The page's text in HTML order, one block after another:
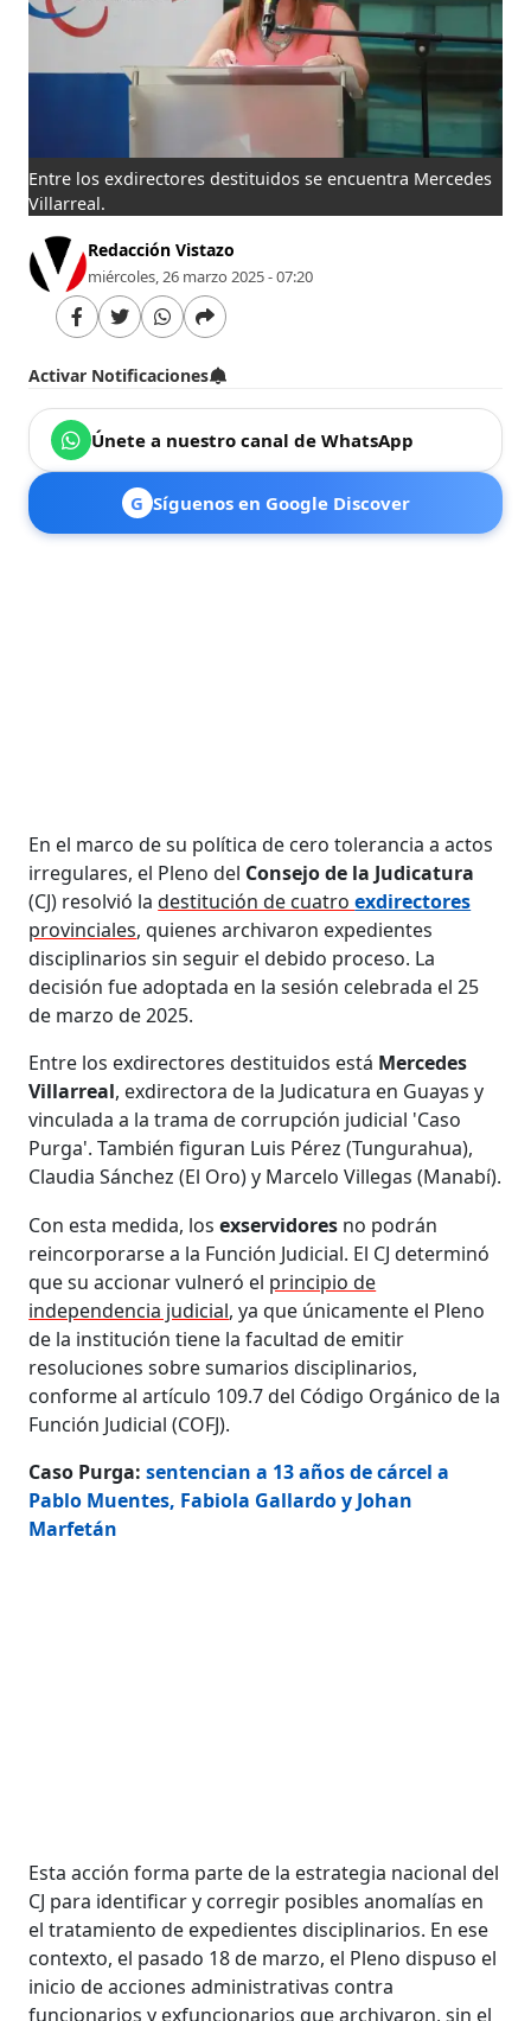
Entre los exdirectores destituidos se encuentra Mercedes
Villarreal.
Redacción Vistazo
miércoles, 26 marzo 2025 - 07:20
Activar Notificaciones
Únete a nuestro canal de WhatsApp
G Síguenos en Google Discover
En el marco de su política de cero tolerancia a actos
irregulares, el Pleno del Consejo de la Judicatura
(CJ) resolvió ladestitución de cuatroexdirectores
provinciales, quienes archivaron expedientes
disciplinarios sin seguir el debido proceso. La
decisión fue adoptada en la sesión celebrada el 25
de marzo de 2025.
Entre los exdirectores destituidos está Mercedes
Villarreal, exdirectora de la Judicatura en Guayas y
vinculada a la trama de corrupción judicial 'Caso
Purga'. También figuran Luis Pérez (Tungurahua),
Claudia Sánchez (El Oro) y Marcelo Villegas (Manabí).
Con esta medida, losexservidores no podrán
reincorporarse a la Función Judicial. El CJ determinó
que su accionar vulneró el principio de
independencia judicial, ya que únicamente el Pleno
de la institución tiene la facultad de emitir
resoluciones sobre sumarios disciplinarios,
conforme al artículo 109.7 del Código Orgánico de la
Función Judicial (COFJ).
Caso Purga:sentencian a 13 años de cárcel a
Pablo Muentes, Fabiola Gallardo y Johan
Marfetán
Esta acción forma parte de la estrategia nacional del
CJ para identificar y corregir posibles anomalías en
el tratamiento de expedientes disciplinarios. En ese
contexto, el pasado 18 de marzo, el Pleno dispuso el
inicio de acciones administrativas contra
funcionarios y exfuncionarios que archivaron, sin el